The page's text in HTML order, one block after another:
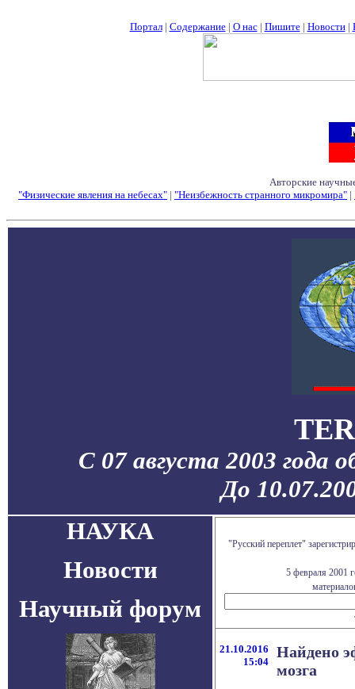
Портал| Содержание| О нас| Пишите| Новости|
Авторские
"Физические явления на небесах" | "Неизбежность странного микромира" |
С 07 августа 2003 года
До
НАУКА
Новости
Научный форум
"Русский переплет"
5 февраля 2001
21.10.2016
15:04
Найдено
мозга